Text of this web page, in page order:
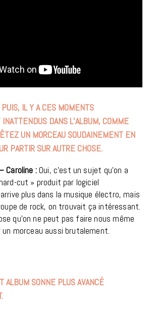
IL Y A CES MOMENTS
DANS L’ALBUM, COMME
UN MORCEAU SOUDAINEMENT EN
PARTIR SUR AUTRE CHOSE.
Caroline :Oui, c’est un sujet qu’on a
cut » produit par logiciel
plus dans la musique électro, mais
de rock, on trouvait ça intéressant.
qu’on ne peut pas faire nous même
un morceau aussi brutalement.
ALBUM SONNE PLUS AVANCÉ